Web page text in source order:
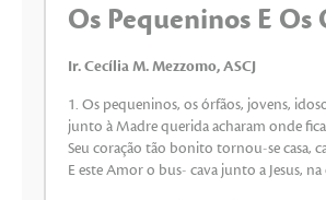
Os Pequeninos E Os
Ir. Cecília M. Mezzomo, ASCJ
1. Os pequeninos, os órfãos, jovens,
junto à Madre querida acharam onde
Seu coração tão bonito tornou-se casa,
E este Amor o bus- cava junto a Jesus, na